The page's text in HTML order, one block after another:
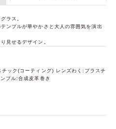
ラス。
ンプルが華やかさと大人の雰囲気を演出
見せるデザイン。
チック(コーティング) レンズわく:プラスチ
プル:合成皮革巻き